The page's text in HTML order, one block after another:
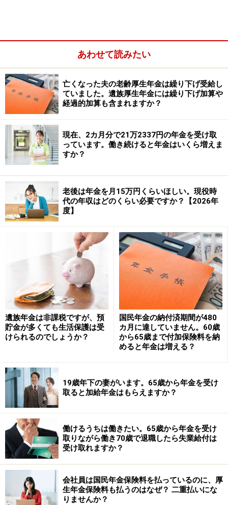
こば、しゅんさんは、奥さまが3歳年下とのことですの
で、65歳時点では奥さまが65歳未満だったことになりま
す。そのため、当時の条件によっては、加給年金の対象
だった可能性があります。
ただし、配偶者自身に厚生年金加入期間20年以上があ
り、65歳前から受け取れる老齢厚生年金などの受給権が
ある場合は、加給年金は支給停止となります。
また、年金には「5年の時効」があります。そのため、
仮に当時加給年金を受け取れる状態だったとしても、現
在77歳とのことですので、今から当時の加給年金をさか
のぼって受け取ることは難しいと考えられます。
一方で、確認しておきたいのが「振替加算」です。振替
加算とは、夫の加給年金が終了したあと、一定条件を満
たす妻の老齢基礎年金へ加算される制度です。
奥さまが65歳になった際に、本来であれば振替加算がつ
くケースだったにもかかわらず、手続き漏れなどで反映
されていない場合もあります。
そのため今からでも、奥さまの「年金振込通知書」や
「ねんきん定期便」などを確認し、「振替加算」と記載
があるかチェックしてみるとよいでしょう。
場合によっては、振替加算については時効にかかってい
ない分を受け取れる可能性もあります。
あわせて読みたい
亡くなった夫の老齢厚生年金は繰り下げ受給し
ていました。遺族厚生年金には繰り下げ加算や
経過的加算も含まれますか？
現在、2カ月分で21万2337円の年金を受け取
っています。働き続けると年金はいくら増えま
すか？
老後は年金を月15万円くらいほしい。現役時
代の年収はどのくらい必要ですか？【2026年
度】
遺族年金は非課税ですが、預
貯金が多くても生活保護は受
けられるのでしょうか？
国民年金の納付済期間が480
カ月に達していません。60歳
から65歳まで付加保険料を納
めると年金は増える？
19歳年下の妻がいます。65歳から年金を受け
取ると加給年金はもらえますか？
働けるうちは働きたい。65歳から年金を受け
取りながら働き70歳で退職したら失業給付は
受け取れますか？
会社員は国民年金保険料を払っているのに、厚
生年金保険料も払うのはなぜ？ 二重払いにな
りませんか？